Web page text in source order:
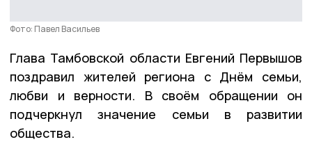
Фото: Павел Васильев
Глава Тамбовской области Евгений Первышов
поздравил жителей региона с Днём семьи,
любви и верности. В своём обращении он
подчеркнул значение семьи в развитии
общества.